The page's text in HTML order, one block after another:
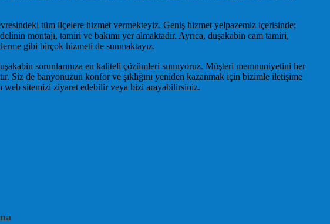
tüm ilçelere hizmet vermekteyiz. Geniş hizmet yelpazemiz içerisinde;
montajı, tamiri ve bakımı yer almaktadır. Ayrıca, duşakabin cam tamiri,
gibi birçok hizmeti de sunmaktayız.
sorunlarınıza en kaliteli çözümleri sunuyoruz. Müşteri memnuniyetini her
Siz de banyonuzun konfor ve şıklığını yeniden kazanmak için bizimle iletişime
sitemizi ziyaret edebilir veya bizi arayabilirsiniz.